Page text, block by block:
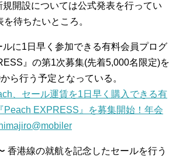
開設については公式発表を行ってい
待ちたいところ。
に1日早く参加できる有料会員プログ
』の第1次募集(先着5,000名限定)を
ら行う予定となっている。
、セール運賃を1日早く購入できる有
Peach EXPRESS』を募集開始！年会
香港線の就航を記念したセールを行う